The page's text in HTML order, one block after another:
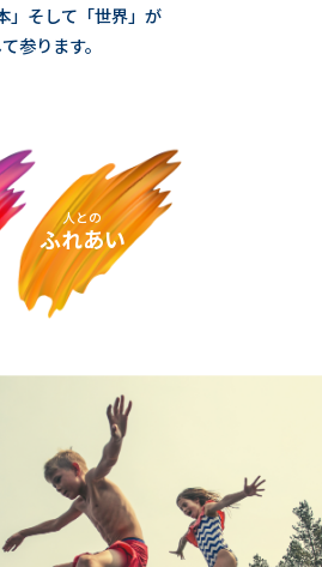
」そして「世界」が
参ります。
人との
ふれあい